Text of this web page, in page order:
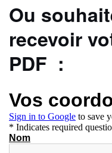
Ou
recevoir
PDF :